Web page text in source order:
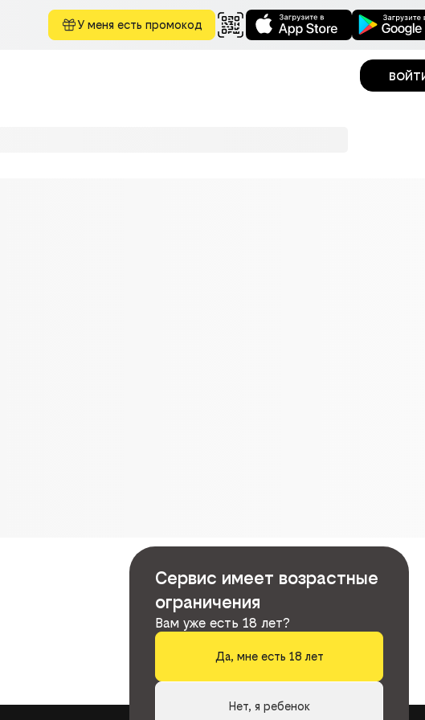
У меня есть промокод
Сервис имеет возрастные
ограничения
Вам уже есть 18 лет?
Да, мне есть 18 лет
Нет, я ребенок